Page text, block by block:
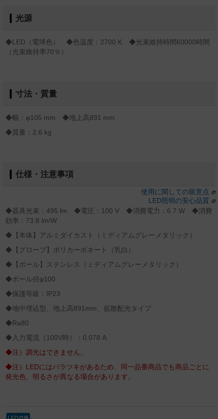
光源
◆LED（電球色） ◆色温度：2700 K ◆光束維持時間60000時間
（光束維持率70％）
寸法・質量
◆幅：φ105 mm ◆地上高891 mm
◆質量：2.6 kg
仕様・注意事項
使用に関しての留意点
LED照明の安心品質
◆器具光束：495 lm ◆電圧：100 V ◆消費電力：6.7 W ◆消費
効率：73.8 lm/W
◆【本体】アルミダイカスト（ミディアムグレーメタリック）
◆【グローブ】ポリカーボネート（乳白）
◆【ポール】ステンレス（ミディアムグレーメタリック）
◆ポール径φ100
◆保護等級：IP23
◆地中埋込型、地上高891mm、拡散配光タイプ
◆Ra80
◆入力電流（100V時）：0.078 A
◆注）調光はできません。
◆注）LEDにはバラツキがあるため、同一品番商品でも商品ごとに
発光色、明るさが異なる場合があります。